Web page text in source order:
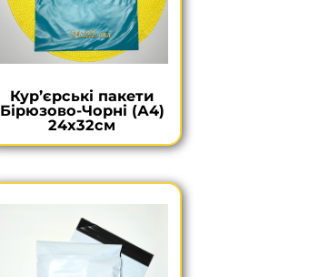
Кур’єрські пакети
Бірюзово-Чорні (А4)
24х32см